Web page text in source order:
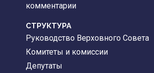
комментарии
CТРУКТУРА
Руководство Верховного Совета
Комитеты и комиссии
Депутаты